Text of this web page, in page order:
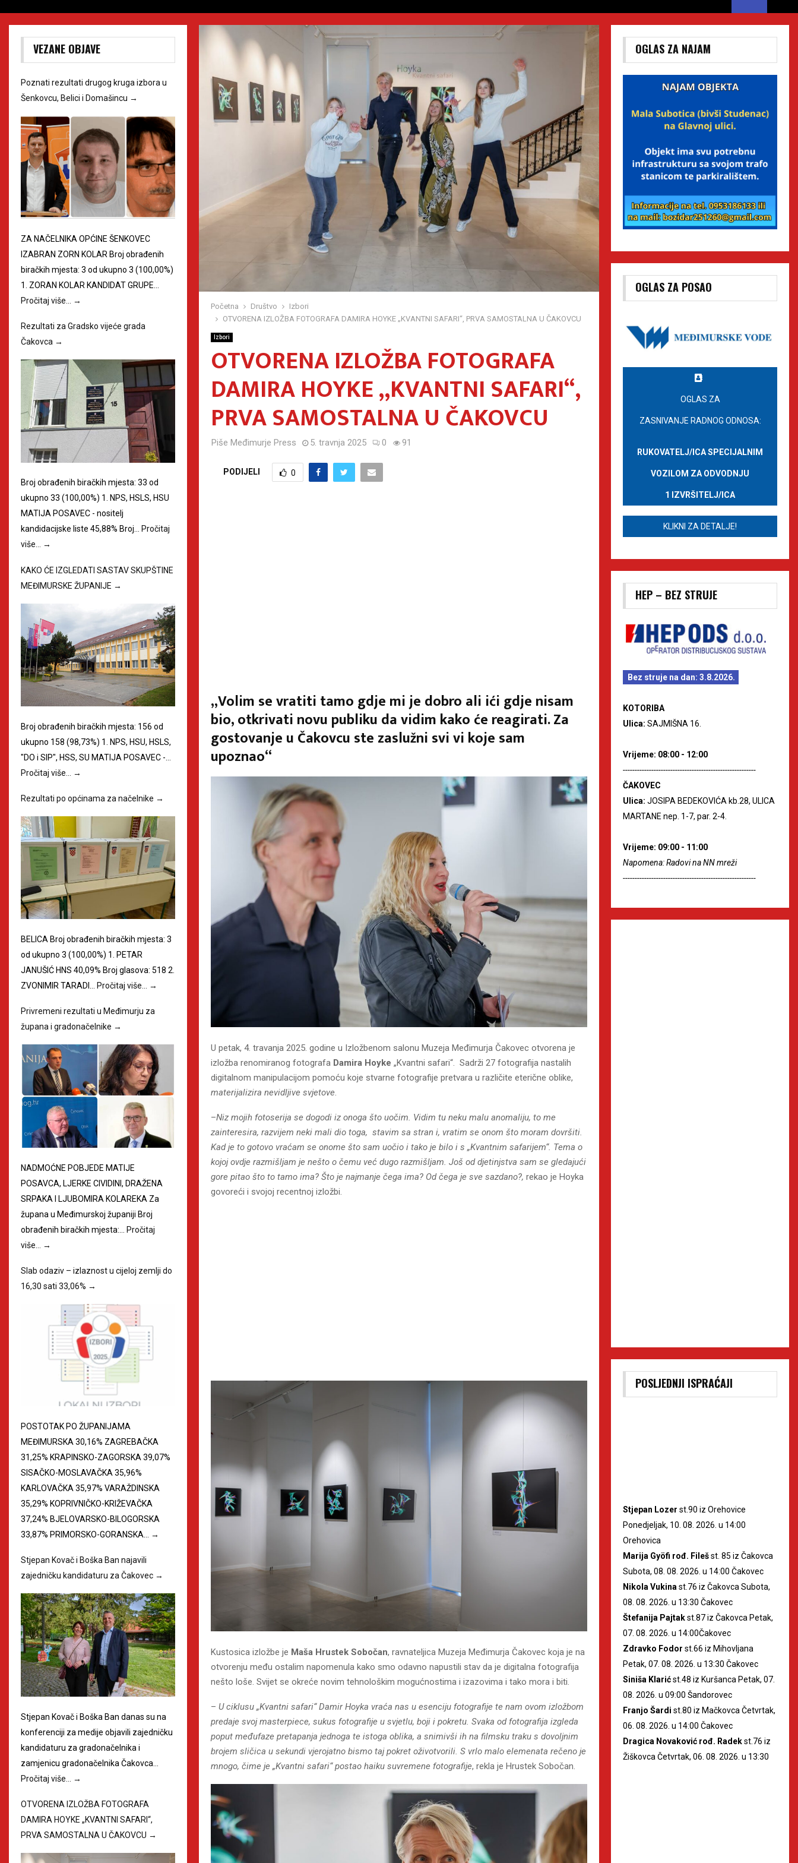
Početna Društvo
Izbori
OTVORENA IZLOŽBA FOTOGRAFA DAMIRA HOYKE „KVANTNI SAFARI“, PRVA SAMOSTALNA U ČAKOVCU
Izbori
OTVORENA IZLOŽBA FOTOGRAFA
DAMIRA HOYKE „KVANTNI SAFARI“,
PRVA SAMOSTALNA U ČAKOVCU
Piše Međimurje Press 5. travnja 2025 0 91
PODIJELI 0
„Volim se vratiti tamo gdje mi je dobro ali ići gdje nisam
bio, otkrivati novu publiku da vidim kako će reagirati. Za
gostovanje u Čakovcu ste zaslužni svi vi koje sam
upoznao“
U petak, 4. travanja 2025. godine u Izložbenom salonu Muzeja Međimurja Čakovec otvorena je
izložba renomiranog fotografa Damira Hoyke „Kvantni safari“. Sadrži 27 fotografija nastalih
digitalnom manipulacijom pomoću koje stvarne fotografije pretvara u različite eterične oblike,
materijalizira nevidljive svjetove
–Niz mojih fotoserija se dogodi iz onoga što uočim. Vidim tu neku malu anomaliju, to me
zainteresira, razvijem neki mali dio toga, stavim sa stran i, vratim se onom što moram dovršiti.
Kad je to gotovo vraćam se onome što sam uočio i tako je bilo i s „Kvantnim safarijem“. Tema o
kojoj ovdje razmišljam je nešto o čemu već dugo razmišljam. Još od djetinjstva sam se gledajući
gore pitao što to tamo ima? Što je najmanje čega ima? Od čega je sve sazdano?, rekao je Hoyka
govoreći i svojoj recentnoj izložbi.
Kustosica izložbe je Maša Hrustek Sobočan, ravnateljica Muzeja Međimurja Čakovec koja je na
otvorenju među ostalim napomenula kako smo odavno napustili stav da je digitalna fotografija
nešto loše. Svijet se okreće novim tehnološkim mogućnostima i izazovima i tako mora i biti.
– U ciklusu „Kvantni safari“ Damir Hoyka vraća nas u esenciju fotografije te nam ovom izložbom
predaje svoj masterpiece, sukus fotografije u svjetlu, boji i pokretu. Svaka od fotografija izgleda
poput međufaze pretapanja jednoga te istoga oblika, a snimivši ih na filmsku traku s dovoljnim
brojem sličica u sekundi vjerojatno bismo taj pokret oživotvorili. S vrlo malo elemenata rečeno je
mnogo, čime je „Kvantni safari“ postao haiku suvremene fotografije, rekla je Hrustek Sobočan.
VEZANE OBJAVE
Poznati rezultati drugog kruga izbora u
Šenkovcu, Belici i Domašincu →
ZA NAČELNIKA OPĆINE ŠENKOVEC
IZABRAN ZORN KOLAR Broj obrađenih
biračkih mjesta: 3 od ukupno 3 (100,00%)
1. ZORAN KOLAR KANDIDAT GRUPE…
Pročitaj više… →
Rezultati za Gradsko vijeće grada
Čakovca →
Broj obrađenih biračkih mjesta: 33 od
ukupno 33 (100,00%) 1. NPS, HSLS, HSU
MATIJA POSAVEC - nositelj
kandidacijske liste 45,88% Broj… Pročitaj
više… →
KAKO ĆE IZGLEDATI SASTAV SKUPŠTINE
MEĐIMURSKE ŽUPANIJE →
Broj obrađenih biračkih mjesta: 156 od
ukupno 158 (98,73%) 1. NPS, HSU, HSLS,
"DO i SIP", HSS, SU MATIJA POSAVEC -…
Pročitaj više…
→
Rezultati po općinama za načelnike →
BELICA Broj obrađenih biračkih mjesta: 3
od ukupno 3 (100,00%) 1. PETAR
JANUŠIĆ HNS 40,09% Broj glasova: 518 2.
ZVONIMIR TARADI… Pročitaj više… →
Privremeni rezultati u Međimurju za
župana i gradonačelnike →
NADMOĆNE POBJEDE MATIJE
POSAVCA, LJERKE CIVIDINI, DRAŽENA
SRPAKA I LJUBOMIRA KOLAREKA Za
župana u Međimurskoj županiji Broj
obrađenih biračkih mjesta:… Pročitaj
više…
→
Slab odaziv – izlaznost u cijeloj zemlji do
16,30 sati 33,06% →
POSTOTAK PO ŽUPANIJAMA
MEĐIMURSKA 30,16% ZAGREBAČKA
31,25% KRAPINSKO-ZAGORSKA 39,07%
SISAČKO-MOSLAVAČKA 35,96%
KARLOVAČKA 35,97% VARAŽDINSKA
35,29% KOPRIVNIČKO-KRIŽEVAČKA
37,24% BJELOVARSKO-BILOGORSKA
33,87% PRIMORSKO-GORANSKA… →
Stjepan Kovač i Boška Ban najavili
zajedničku kandidaturu za Čakovec →
Stjepan Kovač i Boška Ban danas su na
konferenciji za medije objavili zajedničku
kandidaturu za gradonačelnika i
zamjenicu gradonačelnika Čakovca…
Pročitaj više…
→
OTVORENA IZLOŽBA FOTOGRAFA
DAMIRA HOYKE „KVANTNI SAFARI“,
PRVA SAMOSTALNA U ČAKOVCU →
OGLAS ZA NAJAM
OGLAS ZA POSAO
OGLAS ZA
ZASNIVANJE RADNOG ODNOSA:
RUKOVATELJ/ICA SPECIJALNIM
VOZILOM ZA ODVODNJU
1 IZVRŠITELJ/ICA
KLIKNI ZA DETALJE!
HEP – BEZ STRUJE
Bez struje na dan: 3.8.2026.
KOTORIBA
Ulica: SAJMIŠNA 16.
Vrijeme: 08:00 - 12:00
--------------------------------------------------------
ČAKOVEC
Ulica: JOSIPA BEDEKOVIĆA kb.28, ULICA
MARTANE nep. 1-7, par. 2-4.
Vrijeme: 09:00 - 11:00
Napomena: Radovi na NN mreži
--------------------------------------------------------
POSLJEDNJI ISPRAĆAJI
Stjepan Lozer st.90 iz Orehovice
Ponedjeljak, 10. 08. 2026. u 14:00
Orehovica
Marija Gyöfi rođ. Filešst. 85 iz Čakovca
Subota, 08. 08. 2026. u 14:00 Čakovec
Nikola Vukina st.76 iz Čakovca Subota,
08. 08. 2026. u 13:30 Čakovec
Štefanija Pajtakst.87 iz Čakovca Petak,
07. 08. 2026. u 14:00Čakovec
Zdravko Fodor st.66 iz Mihovljana
Petak, 07. 08. 2026. u 13:30 Čakovec
Siniša Klarićst.48 iz Kuršanca Petak, 07.
08. 2026. u 09:00 Šandorovec
Franjo Šardi st.80 iz Mačkovca Četvrtak,
06. 08. 2026. u 14:00 Čakovec
Dragica Novaković rođ. Radekst.76 iz
Žiškovca Četvrtak, 06. 08. 2026. u 13:30